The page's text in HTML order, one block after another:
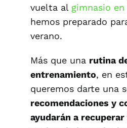
vuelta al gimnasio en
hemos preparado
verano.
Más que una rutina
entrenamiento, en
queremos darte una
recomendaciones y
ayudarán a